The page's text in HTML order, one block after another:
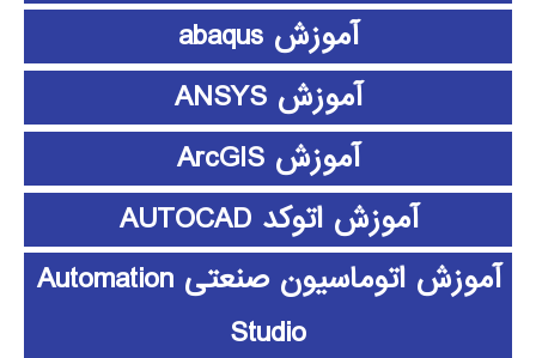
آموزش abaqus
آموزش ANSYS
آموزش ArcGIS
آموزش اتوکد AUTOCAD
آموزش اتوماسیون صنعتی Automation
Studio